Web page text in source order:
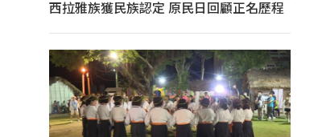
西拉雅族獲民族認定 原民日回顧正名歷程